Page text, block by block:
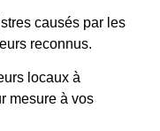
causés par les
reconnus.
locaux à
mesure à vos